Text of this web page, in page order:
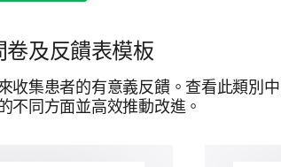
的設施中導航的便利性感到滿意嗎？
請在此輸入
卷及反饋表模板
收集患者的有意義反饋。查看此類別
不同方面並高效推動改進。